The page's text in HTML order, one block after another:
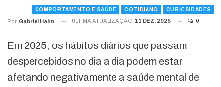
COMPORTAMENTO E SAÚDE COTIDIANO CURIOSIDADES
Por Gabriel Hahn ÚLTIMA ATUALIZAÇÃO 11 DEZ, 2025 0
Em 2025, os hábitos diários que passam
despercebidos no dia a dia podem estar
afetando negativamente a saúde mental de